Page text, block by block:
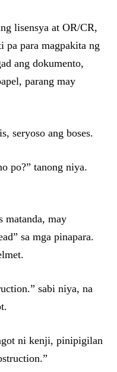
lisensya at OR/CR,
pa para magpakita ng
ang dokumento,
parang may
seryoso ang boses.
po?” tanong niya.
matanda, may
sa mga pinapara.
sabi niya, na
ni kenji, pinipigilan